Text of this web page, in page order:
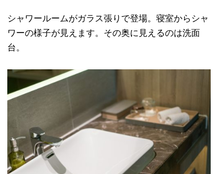
シャワールームがガラス張りで登場。寝室からシャ
ワーの様子が見えます。その奥に見えるのは洗面
台。